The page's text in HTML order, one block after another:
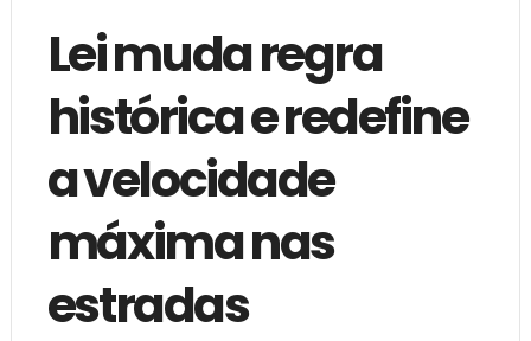
Lei muda regra
histórica e redefine
a velocidade
máxima nas
estradas